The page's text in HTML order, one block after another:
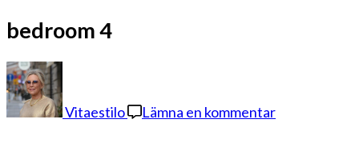
bedroom 4
Vitaestilo Lämna en kommentar